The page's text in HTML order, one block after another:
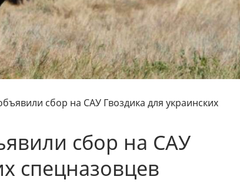
сбор на САУ Гвоздика для украинских
сбор на САУ
спецназовцев